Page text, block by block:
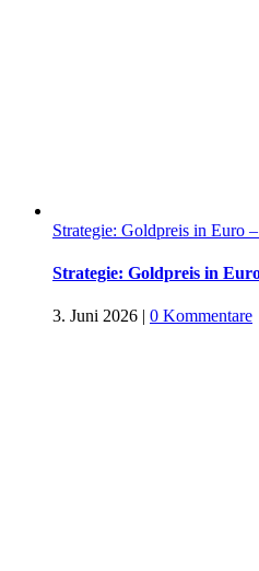
Strategie: Goldpreis in Euro
Strategie: Goldpreis in
3. Juni 2026 | 0 Kommentare